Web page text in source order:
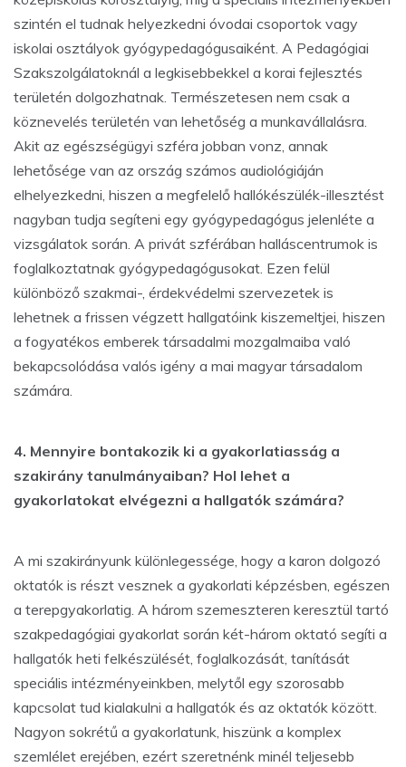
szintén el tudnak helyezkedni óvodai csoportok vagy
iskolai osztályok gyógypedagógusaiként. A Pedagógiai
Szakszolgálatoknál a legkisebbekkel a korai fejlesztés
területén dolgozhatnak. Természetesen nem csak a
köznevelés területén van lehetőség a munkavállalásra.
Akit az egészségügyi szféra jobban vonz, annak
lehetősége van az ország számos audiológiáján
elhelyezkedni, hiszen a megfelelő hallókészülék-illesztést
nagyban tudja segíteni egy gyógypedagógus jelenléte a
vizsgálatok során. A privát szférában halláscentrumok is
foglalkoztatnak gyógypedagógusokat. Ezen felül
különböző szakmai-, érdekvédelmi szervezetek is
lehetnek a frissen végzett hallgatóink kiszemeltjei, hiszen
a fogyatékos emberek társadalmi mozgalmaiba való
bekapcsolódása valós igény a mai magyar társadalom
számára.
4. Mennyire bontakozik ki a gyakorlatiasság a
szakirány tanulmányaiban? Hol lehet a
gyakorlatokat elvégezni a hallgatók számára?
A mi szakirányunk különlegessége, hogy a karon dolgozó
oktatók is részt vesznek a gyakorlati képzésben, egészen
a terepgyakorlatig. A három szemeszteren keresztül tartó
szakpedagógiai gyakorlat során két-három oktató segíti a
hallgatók heti felkészülését, foglalkozását, tanítását
speciális intézményeinkben, melytől egy szorosabb
kapcsolat tud kialakulni a hallgatók és az oktatók között.
Nagyon sokrétű a gyakorlatunk, hiszünk a komplex
szemlélet erejében, ezért szeretnénk minél teljesebb